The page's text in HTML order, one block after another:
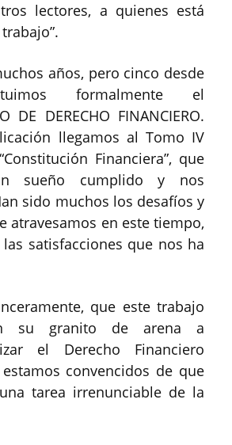
lectores, a quienes está
años, pero cinco desde
formalmente el
DE DERECHO FINANCIERO.
llegamos al Tomo IV
Financiera”, que
sueño cumplido y nos
sido muchos los desafíos y
atravesamos en este tiempo,
satisfacciones que nos ha
que este trabajo
su granito de arena a
el Derecho Financiero
convencidos de que
tarea irrenunciable de la